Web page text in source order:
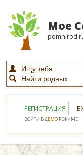
Мое
Ищу тебя
Найти родных
РЕГИСТРАЦИЯ
ВОЙТИ ВДЕМО РЕЖИМЕ